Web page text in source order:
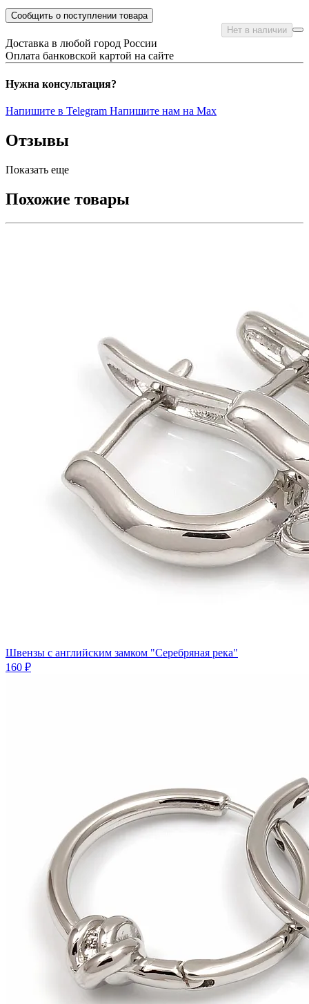
Сообщить о поступлении товара
Нет в наличии
Доставка в любой город России
Оплата банковской картой на сайте
Нужна консультация?
Напишите в Telegram Напишите нам на Max
Отзывы
Показать еще
Похожие товары
Швензы с английским замком "Серебряная река"
160 ₽